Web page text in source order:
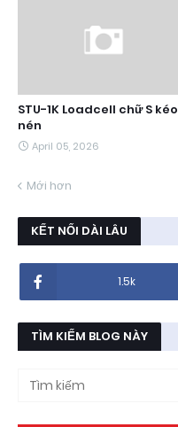
STU-1K Loadcell chữ S kéo
nén
April 05, 2026
Mới hơn
KẾT NỐI DÀI LÂU
1.5k
TÌM KIẾM BLOG NÀY